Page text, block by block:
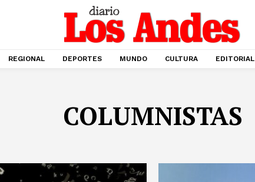
REGIONAL DEPORTES MUNDO CULTURA EDITORIAL
COLUMNISTAS